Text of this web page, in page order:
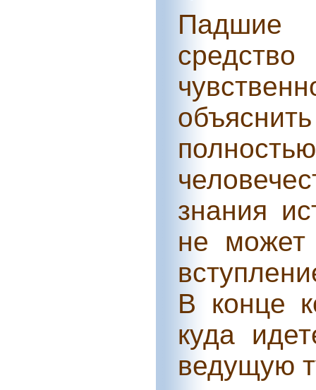
Падшие
знания
не может
В конце
куда
ведущую